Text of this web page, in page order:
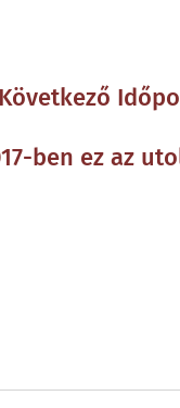
Következő
ben ez az